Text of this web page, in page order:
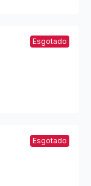
Esgotado
Esgotado